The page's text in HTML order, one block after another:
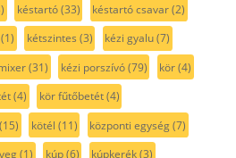
késtartó(33) késtartó csavar(2)
(1) kétszintes (3) kézi gyalu(7)
(31) kézi porszívó(79) kör(4)
(4) kör fűtőbetét(4)
(15) kötél (11) központi egység(7)
(1) kúp(6) kúpkerék(3)